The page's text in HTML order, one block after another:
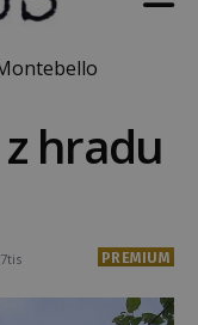
hradu
PREMIUM